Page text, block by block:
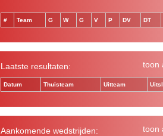
# Team G W G V P DV DT
Laatste resultaten: toon
Datum Thuisteam Uitteam
Aankomende wedstrijden: toon